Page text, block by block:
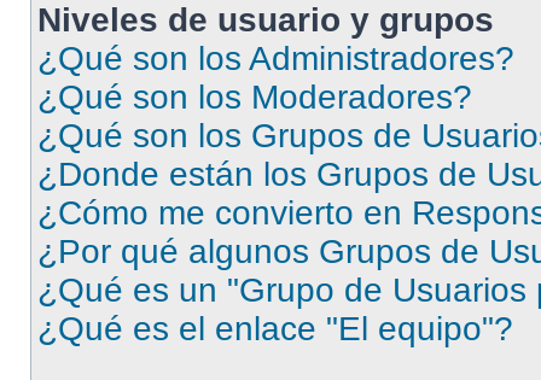
Niveles de usuario y grupos
¿Qué son los Administradores?
¿Qué son los Moderadores?
¿Qué son los Grupos de
¿Donde están los Grupos de
¿Cómo me convierto en
¿Por qué algunos Grupos de
¿Qué es un "Grupo de Usuarios
¿Qué es el enlace "El equipo"?